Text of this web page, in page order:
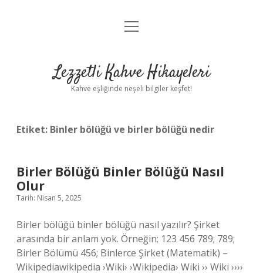
Anasayfa
Yasal Uyarı
menüyü
Lezzetli Kahve Hikayeleri
Kahve eşliğinde neşeli bilgiler keşfet!
Etiket: Binler bölüğü ve birler bölüğü nedir
Birler Bölüğü Binler Bölüğü Nasıl
Olur
Tarih: Nisan 5, 2025
Birler bölüğü binler bölüğü nasıl yazılır? Şirket
arasında bir anlam yok. Örneğin; 123 456 789; 789;
Birler Bölümü 456; Binlerce Şirket (Matematik) –
Wikipediawikipedia ›Wiki› ›Wikipedia› Wiki ›› Wiki ››››